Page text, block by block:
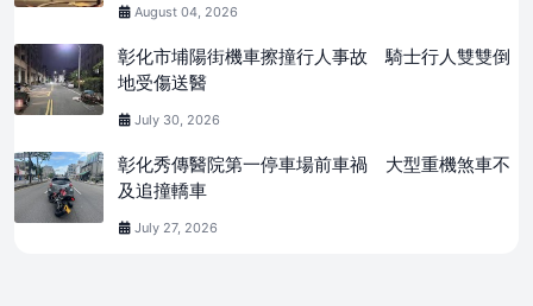
August 04, 2026
彰化市埔陽街機車擦撞行人事故 騎士行人雙雙倒
地受傷送醫
July 30, 2026
彰化秀傳醫院第一停車場前車禍 大型重機煞車不
及追撞轎車
July 27, 2026